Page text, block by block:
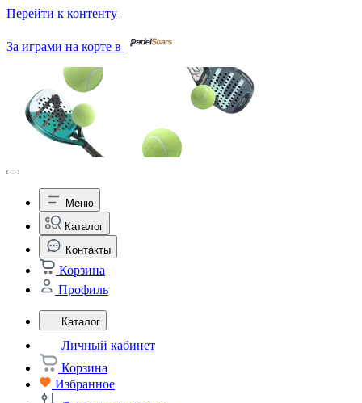
Перейти к контенту
За играми на корте в
Меню
Каталог
Контакты
Корзина
Профиль
Каталог
Личный кабинет
Корзина
Избранное